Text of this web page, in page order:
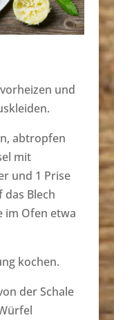
und
abtropfen
mit
und 1 Prise
das Blech
im Ofen etwa
kochen.
der Schale